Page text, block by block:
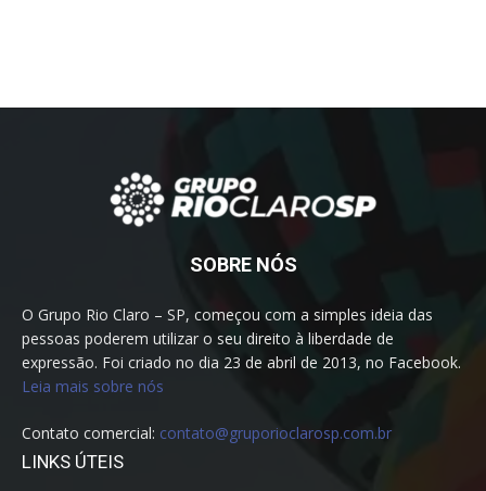
SOBRE NÓS
O Grupo Rio Claro – SP, começou com a simples ideia das
pessoas poderem utilizar o seu direito à liberdade de
expressão. Foi criado no dia 23 de abril de 2013, no Facebook.
Leia mais sobre nós
Contato comercial: contato@gruporioclarosp.com.br
LINKS ÚTEIS